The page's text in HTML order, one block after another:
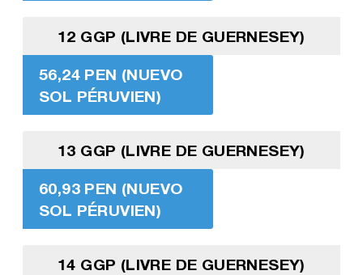
12 GGP (LIVRE DE GUERNESEY)
56,24 PEN (NUEVO
SOL PÉRUVIEN)
13 GGP (LIVRE DE GUERNESEY)
60,93 PEN (NUEVO
SOL PÉRUVIEN)
14 GGP (LIVRE DE GUERNESEY)